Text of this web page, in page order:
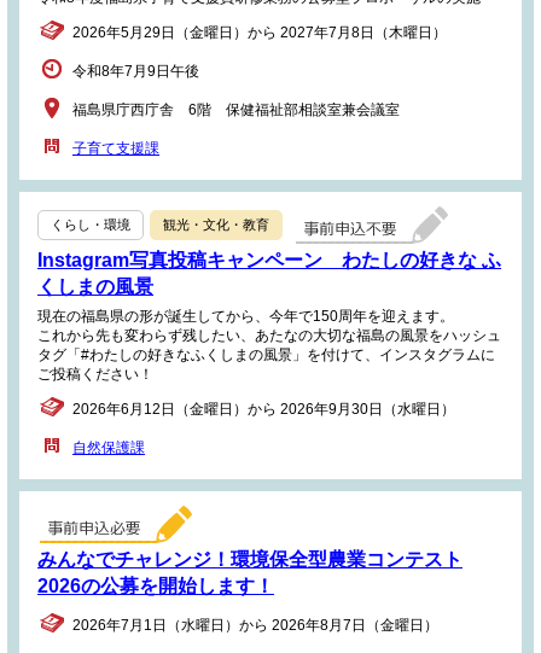
2026年5月29日（金曜日）から 2027年7月8日（木曜日）
令和8年7月9日午後
福島県庁西庁舎 6階 保健福祉部相談室兼会議室
子育て支援課
くらし・環境 観光・文化・教育
Instagram写真投稿キャンペーン わたしの好きな ふ
くしまの風景
現在の福島県の形が誕生してから、今年で150周年を迎えます。
これから先も変わらず残したい、あたなの大切な福島の風景をハッシュ
タグ「#わたしの好きなふくしまの風景」を付けて、インスタグラムに
ご投稿ください！
2026年6月12日（金曜日）から 2026年9月30日（水曜日）
自然保護課
みんなでチャレンジ！環境保全型農業コンテスト
2026の公募を開始します！
2026年7月1日（水曜日）から 2026年8月7日（金曜日）